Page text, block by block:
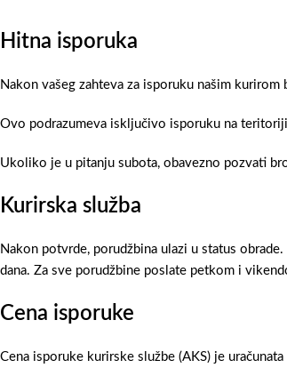
Hitna isporuka
Nakon vašeg zahteva za isporuku našim
Ovo podrazumeva isključivo isporuku na
Ukoliko je u pitanju subota, obavezno pozvati
Kurirska služba
Nakon potvrde, porudžbina ulazi u status
dana. Za sve porudžbine poslate petkom i
Cena isporuke
Cena isporuke kurirske službe (AKS) je